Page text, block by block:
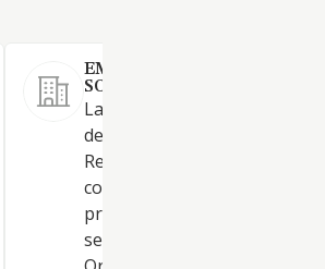
EMPRENDIMIENTO XAUEN
SOCIEDAD LIMITADA.
La actividad de
de bebidas, así como de
Restaurantes y puestos de
comidas; de provisión de
preparadas para eventos y
servicios de comidas),